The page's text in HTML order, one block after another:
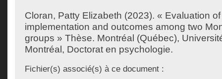
Cloran, Patty Elizabeth (2023). « Evaluation
implementation and outcomes among two
groups » Thèse. Montréal (Québec),
Montréal, Doctorat en psychologie.
Fichier(s) associé(s) à ce document :